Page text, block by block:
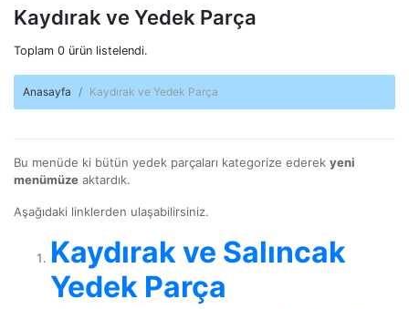
Kaydırak ve Yedek Parça
Toplam 0 ürün listelendi.
Anasayfa Kaydırak ve Yedek Parça
Bu menüde ki bütün yedek parçaları kategorize ederek yeni
menümüze aktardık.
Aşağıdaki linklerden ulaşabilirsiniz.
Kaydırak ve Salıncak
Yedek Parça